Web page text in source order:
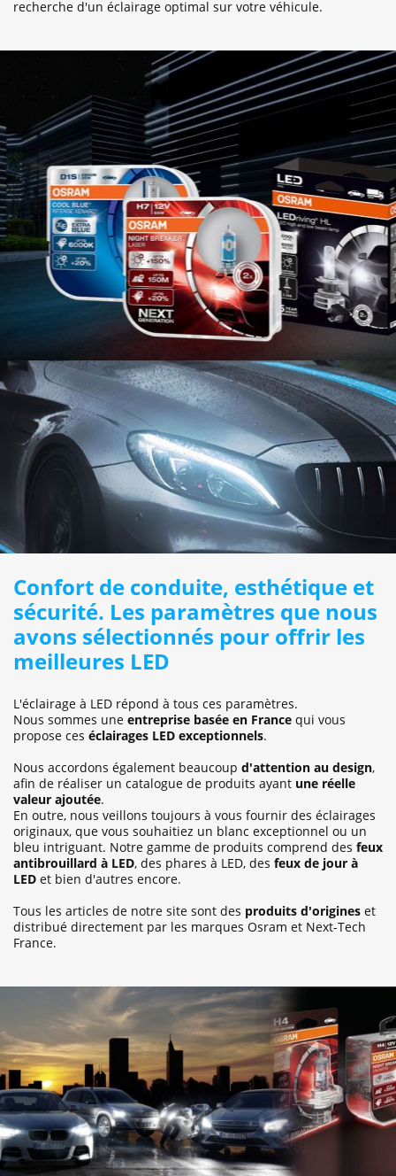
recherche d'un éclairage optimal sur votre véhicule.
Confort de conduite, esthétique et
sécurité. Les paramètres que nous
avons sélectionnés pour offrir les
meilleures LED
L'éclairage à LED répond à tous ces paramètres.
Nous sommes une entreprise basée en France qui vous
propose ces éclairages LED exceptionnels.
Nous accordons également beaucoup d'attention au design,
afin de réaliser un catalogue de produits ayant une réelle
valeur ajoutée.
En outre, nous veillons toujours à vous fournir des éclairages
originaux, que vous souhaitiez un blanc exceptionnel ou un
bleu intriguant. Notre gamme de produits comprend des feux
antibrouillard à LED, des phares à LED, des feux de jour à
LED et bien d'autres encore.
Tous les articles de notre site sont des produits d'origines et
distribué directement par les marques Osram et Next-Tech
France.